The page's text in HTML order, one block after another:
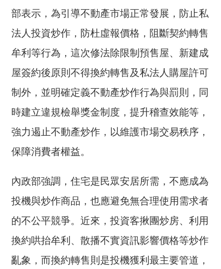
介
主
題
策
訊
快
遞
主
題
務
互
動
交
流
回
部表示，為引導不動產市場正常發展，防止私
法人投資炒作，防杜虛報價格，阻斷契約轉售
牟利等行為，這次修法除限制預售屋、新建成
屋簽約後原則不得換約轉售及私法人購屋許可
制外，並明確定義不動產炒作行為與罰則，同
時建立違規檢舉獎金制度，提升稽查效能等，
強力遏止不動產炒作，以維護市場交易秩序，
保障消費者權益。
內政部強調，住宅是民眾安居所需，不應成為
投機與炒作商品，也應避免無合理使用需求者
的不公平競爭。近來，投資客揪團炒房、利用
換約哄抬牟利、散播不實資訊影響價格等炒作
亂象，而換約轉售則是投機獲利最主要管道，